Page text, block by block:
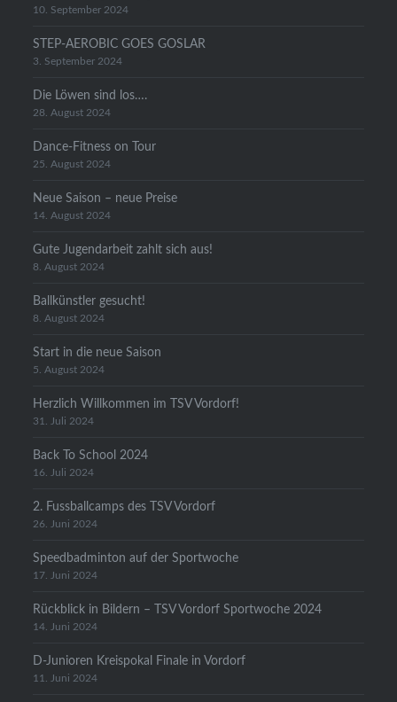
10. September 2024
STEP-AEROBIC GOES GOSLAR
3. September 2024
Die Löwen sind los….
28. August 2024
Dance-Fitness on Tour
25. August 2024
Neue Saison – neue Preise
14. August 2024
Gute Jugendarbeit zahlt sich aus!
8. August 2024
Ballkünstler gesucht!
8. August 2024
Start in die neue Saison
5. August 2024
Herzlich Willkommen im TSV Vordorf!
31. Juli 2024
Back To School 2024
16. Juli 2024
2. Fussballcamps des TSV Vordorf
26. Juni 2024
Speedbadminton auf der Sportwoche
17. Juni 2024
Rückblick in Bildern – TSV Vordorf Sportwoche 2024
14. Juni 2024
D-Junioren Kreispokal Finale in Vordorf
11. Juni 2024